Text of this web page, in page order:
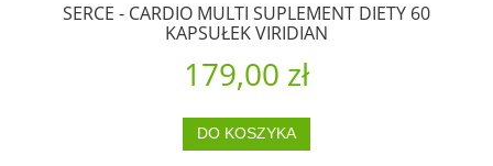
SERCE - CARDIO MULTI SUPLEMENT DIETY 60
KAPSUŁEK VIRIDIAN
179,00 zł
DO KOSZYKA